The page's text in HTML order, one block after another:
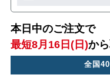
本日中のご注文で
最短8月16日(日)か
全国